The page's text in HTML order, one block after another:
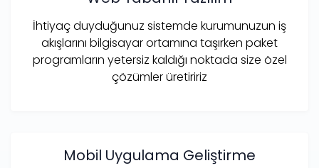
İhtiyaç duyduğunuz sistemde kurumunuzun iş
akışlarını bilgisayar ortamına taşırken paket
programların yetersiz kaldığı noktada size özel
çözümler üretiririz
Mobil Uygulama Geliştirme